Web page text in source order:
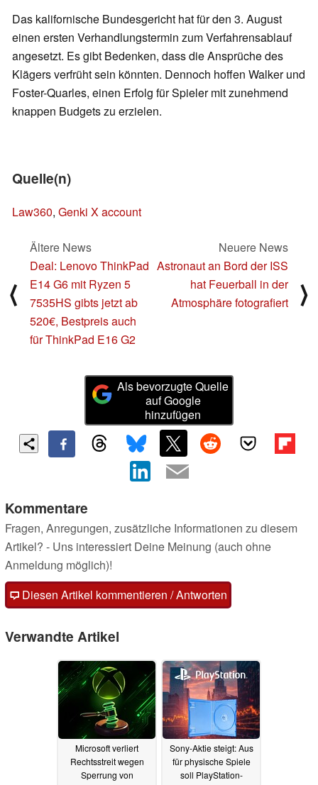
Das kalifornische Bundesgericht hat für den 3. August
einen ersten Verhandlungstermin zum Verfahrensablauf
angesetzt. Es gibt Bedenken, dass die Ansprüche des
Klägers verfrüht sein könnten. Dennoch hoffen Walker und
Foster-Quarles, einen Erfolg für Spieler mit zunehmend
knappen Budgets zu erzielen.
Quelle(n)
Law360, Genki X account
⟨
Ältere News
Deal: Lenovo ThinkPad
E14 G6 mit Ryzen 5
7535HS gibts jetzt ab
520€, Bestpreis auch
für ThinkPad E16 G2
Neuere News
Astronaut an Bord der ISS
hat Feuerball in der
Atmosphäre fotografiert
⟩
Als bevorzugte Quelle
auf Google
hinzufügen
Kommentare
Fragen, Anregungen, zusätzliche Informationen zu diesem
Artikel? - Uns interessiert Deine Meinung (auch ohne
Anmeldung möglich)!
Diesen Artikel kommentieren / Antworten
Verwandte Artikel
Microsoft verliert
Rechtsstreit wegen
Sperrung von
Sony-Aktie steigt: Aus
für physische Spiele
soll PlayStation-